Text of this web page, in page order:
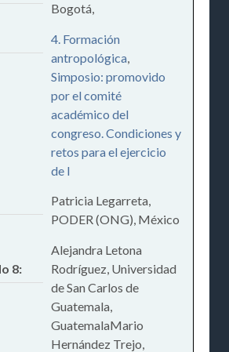
Bogotá,
4. Formación
antropológica,
Simposio: promovido
por el comité
académico del
congreso. Condiciones y
retos para el ejercicio
de l
Patricia Legarreta,
PODER (ONG), México
8:
Alejandra Letona
Rodríguez, Universidad
de San Carlos de
Guatemala,
GuatemalaMario
Hernández Trejo,